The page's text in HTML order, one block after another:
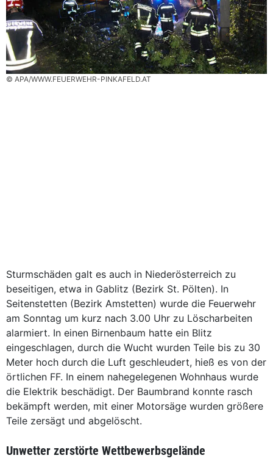
© APA/WWW.FEUERWEHR-PINKAFELD.AT
Sturmschäden galt es auch in Niederösterreich zu
beseitigen, etwa in Gablitz (Bezirk St. Pölten). In
Seitenstetten (Bezirk Amstetten) wurde die Feuerwehr
am Sonntag um kurz nach 3.00 Uhr zu Löscharbeiten
alarmiert. In einen Birnenbaum hatte ein Blitz
eingeschlagen, durch die Wucht wurden Teile bis zu 30
Meter hoch durch die Luft geschleudert, hieß es von der
örtlichen FF. In einem nahegelegenen Wohnhaus wurde
die Elektrik beschädigt. Der Baumbrand konnte rasch
bekämpft werden, mit einer Motorsäge wurden größere
Teile zersägt und abgelöscht.
Unwetter zerstörte Wettbewerbsgelände